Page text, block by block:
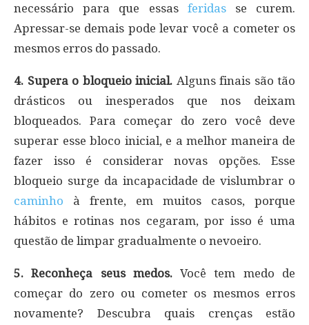
necessário para que essas feridasse curem.
Apressar-se demais pode levar você a cometer os
mesmos erros do passado.
4. Supera o bloqueio inicial. Alguns finais são tão
drásticos ou inesperados que nos deixam
bloqueados. Para começar do zero você deve
superar esse bloco inicial, e a melhor maneira de
fazer isso é considerar novas opções. Esse
bloqueio surge da incapacidade de vislumbrar o
caminho à frente, em muitos casos, porque
hábitos e rotinas nos cegaram, por isso é uma
questão de limpar gradualmente o nevoeiro.
5. Reconheça seus medos.Você tem medo de
começar do zero ou cometer os mesmos erros
novamente? Descubra quais crenças estão